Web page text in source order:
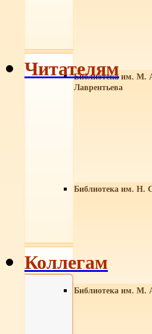
Библиотека им. М.
Лаврентьева
Библиотека им. Н.
Библиотека им. М.
Читателям
Коллегам